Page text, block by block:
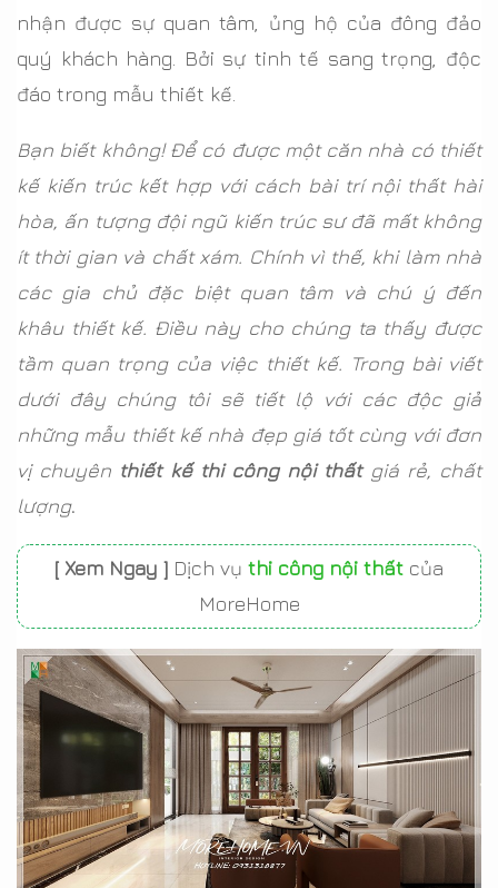
nhận được sự quan tâm, ủng hộ của đông đảo
quý khách hàng. Bởi sự tinh tế sang trọng, độc
đáo trong mẫu thiết kế.
Bạn biết không! Để có được một căn nhà có thiết
kế kiến trúc kết hợp với cách bài trí nội thất hài
hòa, ấn tượng đội ngũ kiến trúc sư đã mất không
ít thời gian và chất xám. Chính vì thế, khi làm nhà
các gia chủ đặc biệt quan tâm và chú ý đến
khâu thiết kế. Điều này cho chúng ta thấy được
tầm quan trọng của việc thiết kế. Trong bài viết
dưới đây chúng tôi sẽ tiết lộ với các độc giả
những mẫu thiết kế nhà đẹp giá tốt cùng với đơn
vị chuyên thiết kế thi công nội thất giá rẻ, chất
lượng.
[ Xem Ngay ] Dịch vụ thi công nội thất của
MoreHome